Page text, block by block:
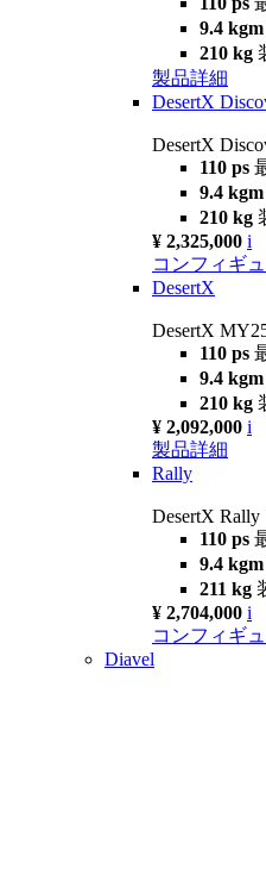
9.4 kgm
210 kg
製品詳細
DesertX
DesertX
110 ps
9.4 kgm
210 kg
¥ 2,325,000 i
コンフィギ
DesertX
DesertX
110 ps
9.4 kgm
210 kg
¥ 2,092,000 i
製品詳細
Rally
DesertX Rally
110 ps
9.4 kgm
211 kg
¥ 2,704,000 i
コンフィギ
Diavel